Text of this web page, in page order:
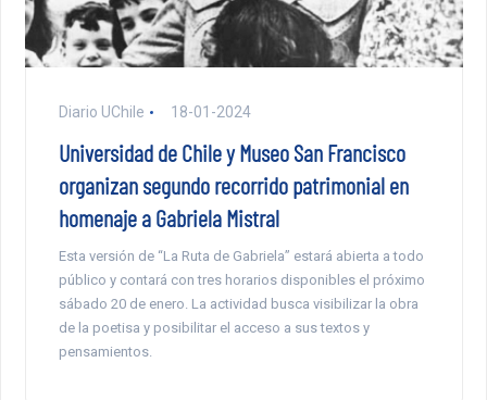
Diario UChile 18-01-2024
Universidad de Chile y Museo San Francisco
organizan segundo recorrido patrimonial en
homenaje a Gabriela Mistral
Esta versión de “La Ruta de Gabriela” estará abierta a todo
público y contará con tres horarios disponibles el próximo
sábado 20 de enero. La actividad busca visibilizar la obra
de la poetisa y posibilitar el acceso a sus textos y
pensamientos.